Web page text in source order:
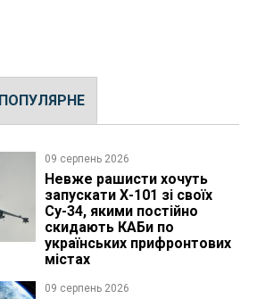
ПОПУЛЯРНЕ
09 серпень 2026
Невже рашисти хочуть
запускати Х-101 зі своїх
Су-34, якими постійно
скидають КАБи по
українських прифронтових
містах
09 серпень 2026